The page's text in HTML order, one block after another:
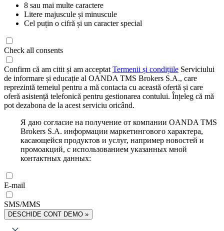
8 sau mai multe caractere
Litere majuscule și minuscule
Cel puțin o cifră și un caracter special
Check all consents
Confirm că am citit și am acceptat Termenii și condițiile Serviciului
de informare și educație al OANDA TMS Brokers S.A., care
reprezintă temeiul pentru a mă contacta cu această ofertă și care
oferă asistență telefonică pentru gestionarea contului. Înțeleg că mă
pot dezabona de la acest serviciu oricând.
Я даю согласие на получение от компании OANDA TMS
Brokers S.A. информации маркетингового характера,
касающейся продуктов и услуг, например новостей и
промоакций, с использованием указанных мной
контактных данных:
E-mail
SMS/MMS
DESCHIDE CONT DEMO »